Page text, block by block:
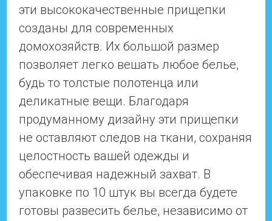
эти высококачественные прищепки
созданы для современных
домохозяйств. Их большой размер
позволяет легко вешать любое белье,
будь то толстые полотенца или
деликатные вещи. Благодаря
продуманному дизайну эти прищепки
не оставляют следов на ткани, сохраняя
целостность вашей одежды и
обеспечивая надежный захват. В
упаковке по 10 штук вы всегда будете
готовы развесить белье, независимо от